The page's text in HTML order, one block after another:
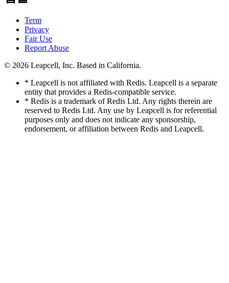
Term
Privacy
Fair Use
Report Abuse
© 2026 Leapcell, Inc. Based in California.
* Leapcell is not affiliated with Redis. Leapcell is a separate
entity that provides a Redis-compatible service.
* Redis is a trademark of Redis Ltd. Any rights therein are
reserved to Redis Ltd. Any use by Leapcell is for referential
purposes only and does not indicate any sponsorship,
endorsement, or affiliation between Redis and Leapcell.